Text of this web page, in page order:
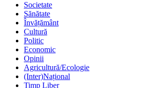
Societate
Sănătate
Învățământ
Cultură
Politic
Economic
Opinii
Agricultură/Ecologie
(Inter)Național
Timp Liber